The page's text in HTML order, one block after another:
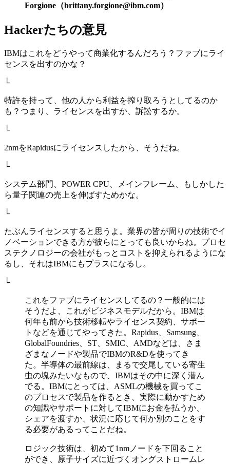
Forgione（brittany.forgione@ibm.com）
Hackerたちの意見
IBMはこれをどうやって商業化するんだろう？ファブにライ
センスを出すのかな？
└
特許を持って、他の人から利益を搾り取ろうとしてるのか
も？つまり、ライセンスを出すか、訴訟するか。
└
2nmをRapidusにライセンスしたから、そうだね。
└
システム部門、POWER CPU、メインフレーム、もしかした
ら量子関連の売上を伸ばすためかな。
└
たぶんライセンスすると思うよ。業界の皆が周りの技術でイ
ノベーションできる方が彼らにとっても良いからね。プロセ
ステクノロジーの会社がもっとコストを抑えられるようにな
るし、それはIBMにもプラスになるし。
└
これをファブにライセンスしてるの？一般的には
そうだよ、これがビジネスモデルだから。IBMは
何年も前から技術移転やライセンス契約、サポー
トなどを通じてやってきた。Rapidus、Samsung、
GlobalFoundries、ST、SMIC、AMDなどは、さま
ざまなノードや製品でIBMのR&Dを使ってき
た。半導体の最前線は、まるで交尾している寄生
虫の塊みたいなもので、IBMはその中に深く潜ん
でる。IBMにとっては、ASMLの機械を買ってこ
のプロセスで製品を作るとき、実際に動かすため
の知識やサポートに対してIBMにお金を払うか、
シェアを渡すか、状況に応じて何か別のことをす
る必要があるってことだね。
ロジック技術は、初めて1nmノードを下回ること
ができ、原子サイズに近づくオングストロームレ